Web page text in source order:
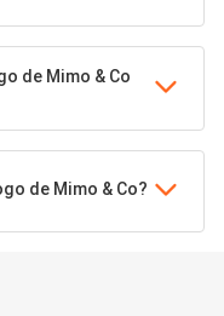
de Mimo & Co
de Mimo & Co?